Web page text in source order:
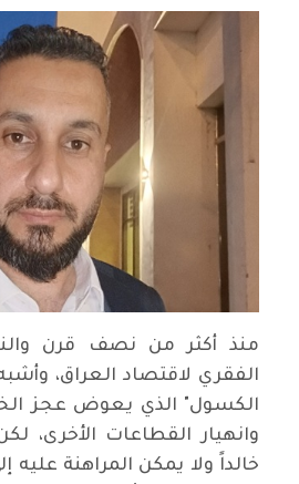
منذ أكثر من نصف قرن
الفقري لاقتصاد العراق،
الكسول" الذي يعوض عجز
وانهيار القطاعات الأخرى،
خالداً ولا يمكن المراهنة عليه